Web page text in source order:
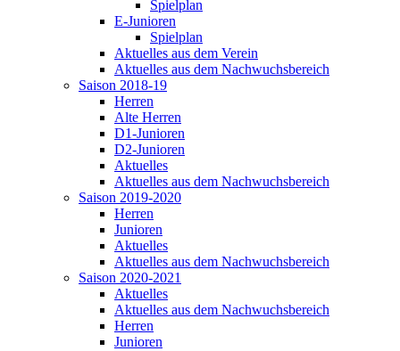
Spielplan
E-Junioren
Spielplan
Aktuelles aus dem Verein
Aktuelles aus dem Nachwuchsbereich
Saison 2018-19
Herren
Alte Herren
D1-Junioren
D2-Junioren
Aktuelles
Aktuelles aus dem Nachwuchsbereich
Saison 2019-2020
Herren
Junioren
Aktuelles
Aktuelles aus dem Nachwuchsbereich
Saison 2020-2021
Aktuelles
Aktuelles aus dem Nachwuchsbereich
Herren
Junioren